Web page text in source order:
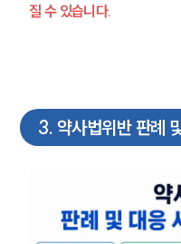
질 수 있습니다.
3. 약사법위반 판례